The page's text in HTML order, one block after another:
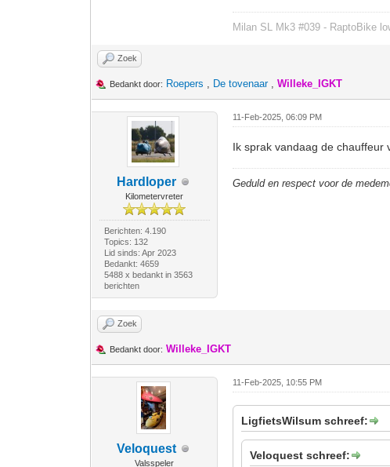
Milan SL Mk3 #039 - RaptoBike
Zoek
Bedankt door: Roepers , De tovenaar,Willeke_IGKT
Hardloper
Kilometervreter
Berichten: 4.190
Topics: 132
Lid sinds: Apr 2023
Bedankt: 4659
5488 x bedankt in 3563
berichten
11-Feb-2025, 06:09 PM
Ik sprak vandaag de chauffeur
Geduld en respect voor de
Zoek
Bedankt door: Willeke_IGKT
Veloquest
Valsspeler
11-Feb-2025, 10:55 PM
LigfietsWilsum schreef:
Veloquest schreef: